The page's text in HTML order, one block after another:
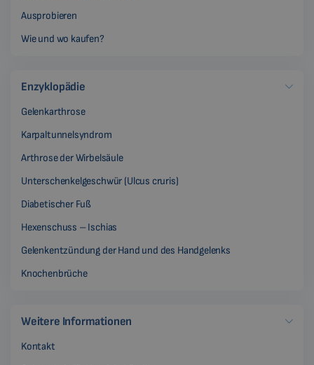
Ausprobieren
Wie und wo kaufen?
Enzyklopädie
Gelenkarthrose
Karpaltunnelsyndrom
Arthrose der Wirbelsäule
Unterschenkelgeschwür (Ulcus cruris)
Diabetischer Fuß
Hexenschuss – Ischias
Gelenkentzündung der Hand und des Handgelenks
Knochenbrüche
Weitere Informationen
Kontakt